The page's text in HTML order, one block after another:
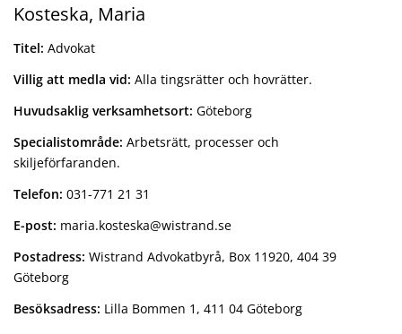
Kosteska, Maria
Titel: Advokat
Villig att medla vid: Alla tingsrätter och hovrätter.
Huvudsaklig verksamhetsort: Göteborg
Specialistområde: Arbetsrätt, processer och
skiljeförfaranden.
Telefon: 031-771 21 31
E-post: maria.kosteska@wistrand.se
Postadress: Wistrand Advokatbyrå, Box 11920, 404 39
Göteborg
Besöksadress: Lilla Bommen 1, 411 04 Göteborg